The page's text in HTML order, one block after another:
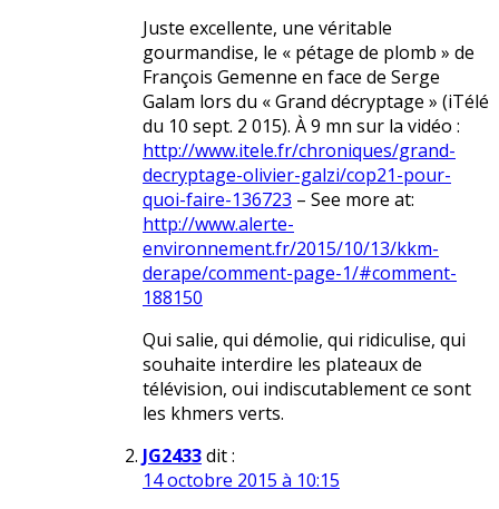
Juste excellente, une véritable
gourmandise, le « pétage de plomb » de
François Gemenne en face de Serge
Galam lors du « Grand décryptage » (iTélé
du 10 sept. 2 015). À 9 mn sur la vidéo :
http://www.itele.fr/chroniques/grand-
decryptage-olivier-galzi/cop21-pour-
quoi-faire-136723 – See more at:
http://www.alerte-
environnement.fr/2015/10/13/kkm-
derape/comment-page-1/#comment-
188150
Qui salie, qui démolie, qui ridiculise, qui
souhaite interdire les plateaux de
télévision, oui indiscutablement ce sont
les khmers verts.
JG2433dit :
14 octobre 2015 à 10:15